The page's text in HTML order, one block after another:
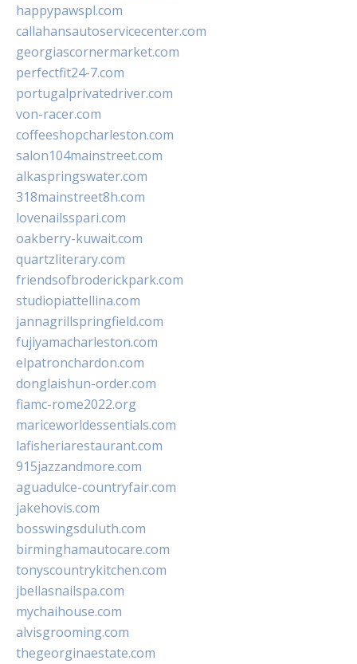
happypawspl.com
callahansautoservicecenter.com
georgiascornermarket.com
perfectfit24-7.com
portugalprivatedriver.com
von-racer.com
coffeeshopcharleston.com
salon104mainstreet.com
alkaspringswater.com
318mainstreet8h.com
lovenailsspari.com
oakberry-kuwait.com
quartzliterary.com
friendsofbroderickpark.com
studiopiattellina.com
jannagrillspringfield.com
fujiyamacharleston.com
elpatronchardon.com
donglaishun-order.com
fiamc-rome2022.org
mariceworldessentials.com
lafisheriarestaurant.com
915jazzandmore.com
aguadulce-countryfair.com
jakehovis.com
bosswingsduluth.com
birminghamautocare.com
tonyscountrykitchen.com
jbellasnailspa.com
mychaihouse.com
alvisgrooming.com
thegeorginaestate.com